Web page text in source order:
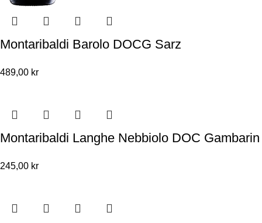
Montaribaldi Barolo DOCG Sarz
489,00 kr
Montaribaldi Langhe Nebbiolo DOC Gambarin
245,00 kr